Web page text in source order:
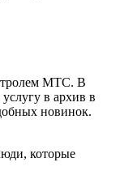
МТС. В
в архив в
новинок.
которые